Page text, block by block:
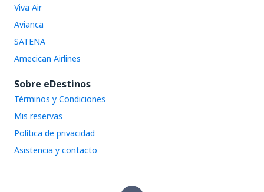
Viva Air
Avianca
SATENA
Amecican Airlines
Sobre eDestinos
Términos y Condiciones
Mis reservas
Política de privacidad
Asistencia y contacto